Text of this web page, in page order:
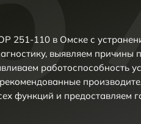
251-110 в Омске с
выявляем причины
работоспособность
функций и предоставляем